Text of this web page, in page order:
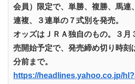
会員）限定で、単勝、複勝、馬連
連複、３連単の７式別を発売。
オッズはＪＲＡ独自のもの。３月
売開始予定で、発売締め切り時刻
分前まで。
https://headlines.yahoo.co.jp/